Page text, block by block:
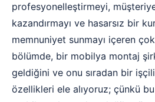
profesyonelleştirmeyi,
kazandırmayı ve hasarsız bir
memnuniyet sunmayı içeren
bölümde, bir mobilya montaj
geldiğini ve onu sıradan bir
özellikleri ele alıyoruz; çünkü